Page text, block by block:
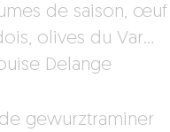
de saison, œuf
olives du Var…
Delange
gewurztraminer